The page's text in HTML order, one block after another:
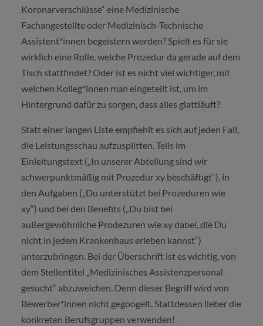
Koronarverschlüsse“ eine Medizinische
Fachangestellte oder Medizinisch-Technische
Assistent*innen begeistern werden? Spielt es für sie
wirklich eine Rolle, welche Prozedur da gerade auf dem
Tisch stattfindet? Oder ist es nicht viel wichtiger, mit
welchen Kolleg*innen man eingeteilt ist, um im
Hintergrund dafür zu sorgen, dass alles glattläuft?
Statt einer langen Liste empfiehlt es sich auf jeden Fall,
die Leistungsschau aufzusplitten. Teils im
Einleitungstext („In unserer Abteilung sind wir
schwerpunktmäßig mit Prozedur xy beschäftigt“), in
den Aufgaben („Du unterstützt bei Prozeduren wie
xy“) und bei den Benefits („Du bist bei
außergewöhnliche Prodezuren wie xy dabei, die Du
nicht in jedem Krankenhaus erleben kannst“)
unterzubringen. Bei der Überschrift ist es wichtig, von
dem Stellentitel „Medizinisches Assistenzpersonal
gesucht“ abzuweichen. Denn dieser Begriff wird von
Bewerber*innen nicht gegoogelt. Stattdessen lieber die
konkreten Berufsgruppen verwenden!